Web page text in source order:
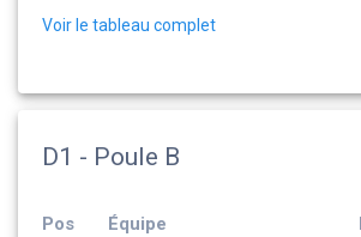
Voir le tableau complet
D1 - Poule B
Pos Équipe